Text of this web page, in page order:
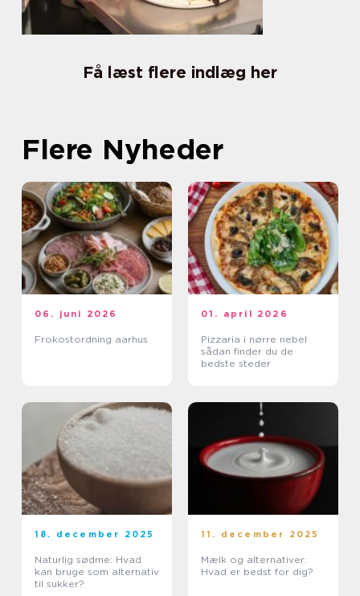
Få læst flere indlæg her
Flere Nyheder
06. juni 2026
Frokostordning aarhus
01. april 2026
Pizzaria i nørre nebel
sådan finder du de
bedste steder
18. december 2025
Naturlig sødme: Hvad
kan bruge som alternativ
til sukker?
11. december 2025
Mælk og alternativer:
Hvad er bedst for dig?